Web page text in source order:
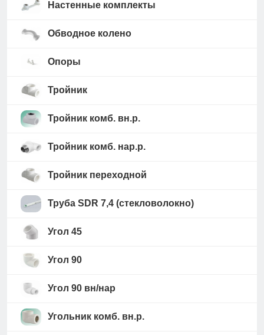
Настенные комплекты
Обводное колено
Опоры
Тройник
Тройник комб. вн.р.
Тройник комб. нар.р.
Тройник переходной
Труба SDR 7,4 (стекловолокно)
Угол 45
Угол 90
Угол 90 вн/нар
Угольник комб. вн.р.